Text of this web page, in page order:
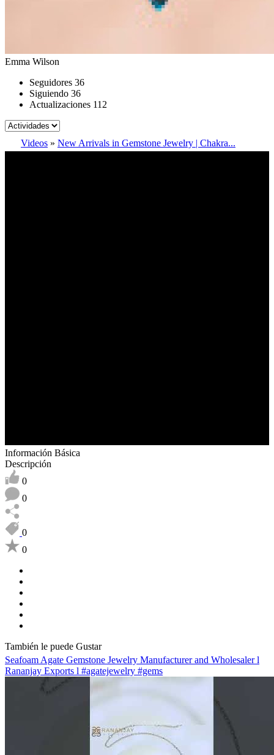
Emma Wilson
Seguidores 36
Siguiendo 36
Actualizaciones 112
Videos » New Arrivals in Gemstone Jewelry | Chakra...
Información Básica
Descripción
0
0
0
0
También le puede Gustar
Seafoam Agate Gemstone Jewelry Manufacturer and Wholesaler l
Rananjay Exports l #agatejewelry #gems